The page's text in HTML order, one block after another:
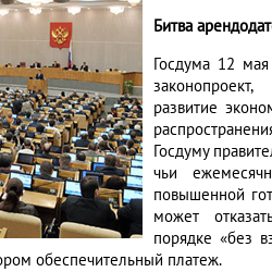
Битва
Госдума 12
развитие
Госдуму
чьи
повышенной
может
порядке «без
обеспечительный платеж.